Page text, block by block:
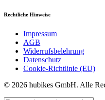
Rechtliche Hinweise
Impressum
AGB
Widerrufsbelehrung
Datenschutz
Cookie-Richtlinie (EU)
© 2026 hubikes GmbH. Alle